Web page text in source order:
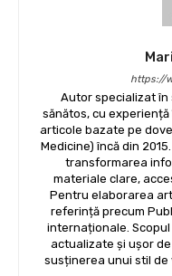
https://
Autor specializat în
sănătos, cu
articole bazate pe
Medicine) încă din
transformarea
materiale clare,
Pentru elaborarea
referință precum
internaționale.
actualizate și ușor
susținerea unui stil de